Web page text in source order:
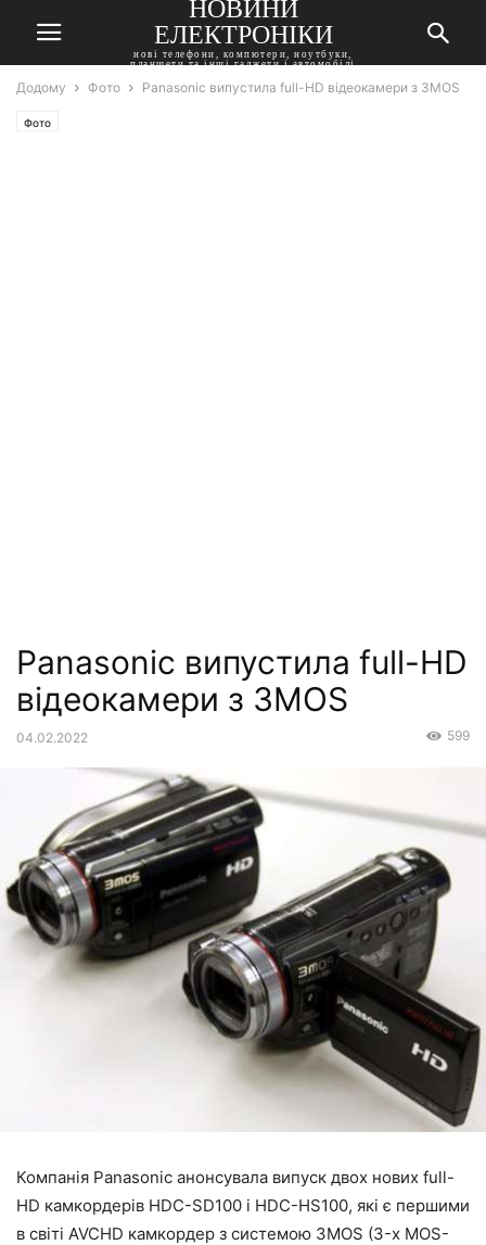
НОВИНИ
ЕЛЕКТРОНІКИ
нові телефони, компютери, ноутбуки,
планшети та інші гаджети і автомобілі
Додому Фото Panasonic випустила full-HD відеокамери з 3MOS
Фото
Panasonic випустила full-HD
відеокамери з 3MOS
04.02.2022 599
Компанія Panasonic анонсувала випуск двох нових full-
HD камкордерів HDC-SD100 і HDC-HS100, які є першими
в світі AVCHD камкордер з системою 3MOS (3-х MOS-